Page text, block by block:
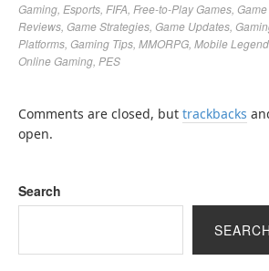
Gaming Esports FIFA Free-to-Play Games
Reviews Game Strategies Game Updates
Platforms Gaming Tips MMORPG Mobile
Online Gaming PES
Comments are closed, but trackbacks
open.
Search
SEARCH